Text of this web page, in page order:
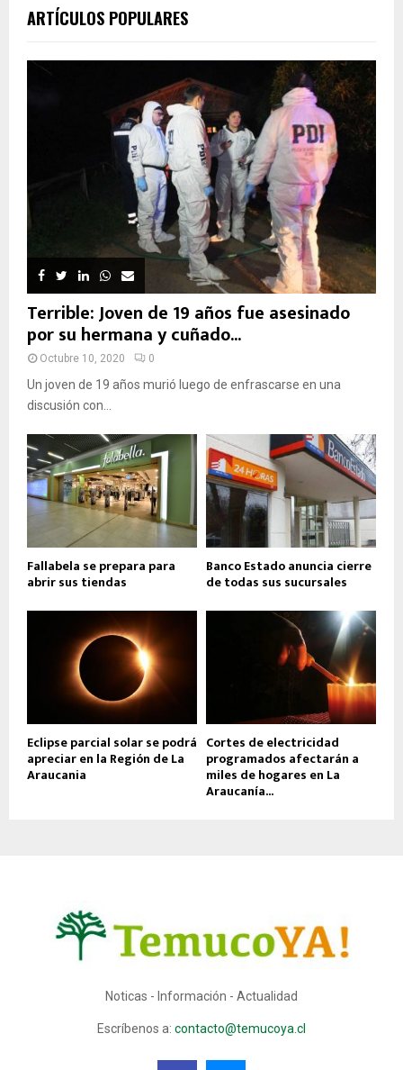
ARTÍCULOS POPULARES
Terrible: Joven de 19 años fue asesinado
por su hermana y cuñado...
Octubre 10, 2020 0
Un joven de 19 años murió luego de enfrascarse en una
discusión con...
Fallabela se prepara para
abrir sus tiendas
Banco Estado anuncia cierre
de todas sus sucursales
Eclipse parcial solar se podrá
apreciar en la Región de La
Araucania
Cortes de electricidad
programados afectarán a
miles de hogares en La
Araucanía...
Noticas - Información - Actualidad
Escríbenos a: contacto@temucoya.cl